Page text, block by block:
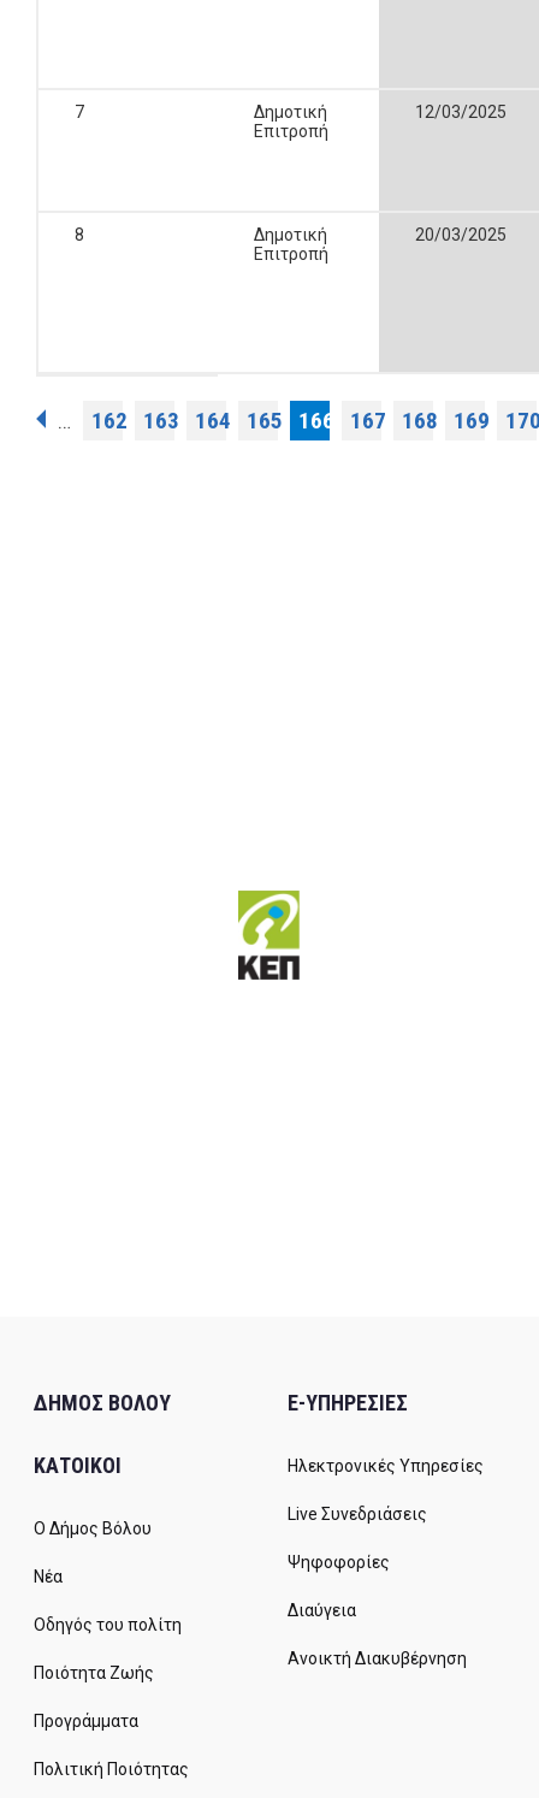
7
Δημοτική
Επιτροπή
12/03/2025
8
Δημοτική
Επιτροπή
20/03/2025
Σελίδες
… 162 163 164 165 166 167 168 169
ΔΗΜΟΣ ΒΟΛΟΥ
ΚΑΤΟΙΚΟΙ
Ο Δήμος Βόλου
Νέα
Οδηγός του πολίτη
Ποιότητα Ζωής
Προγράμματα
Πολιτική Ποιότητας
E-ΥΠΗΡΕΣΙΕΣ
Ηλεκτρονικές Υπηρεσίες
Live Συνεδριάσεις
Ψηφοφορίες
Διαύγεια
Ανοικτή Διακυβέρνηση